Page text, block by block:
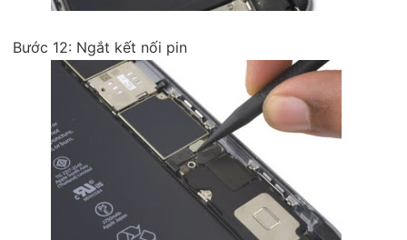
Bước 12: Ngắt kết nối pin